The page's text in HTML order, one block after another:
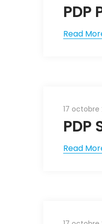
PDP
Read
17 octobre
PDP
Read